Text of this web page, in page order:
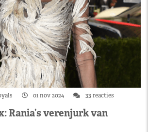
01 nov 2024 33 reacties
Rania’s verenjurk van